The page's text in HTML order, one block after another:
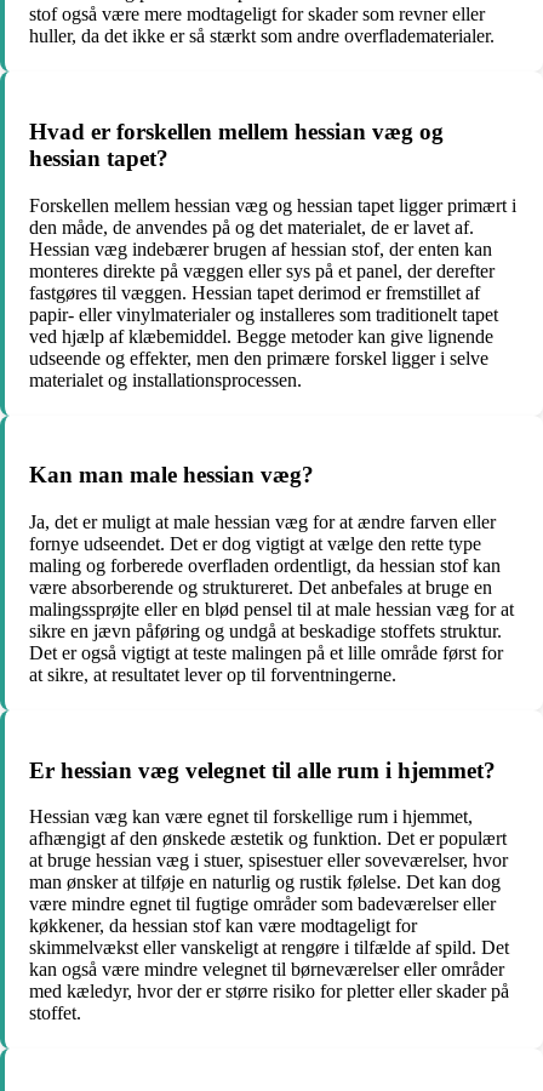
stof også være mere modtageligt for skader som revner eller
huller, da det ikke er så stærkt som andre overfladematerialer.
Hvad er forskellen mellem hessian væg og
hessian tapet?
Forskellen mellem hessian væg og hessian tapet ligger primært i
den måde, de anvendes på og det materialet, de er lavet af.
Hessian væg indebærer brugen af hessian stof, der enten kan
monteres direkte på væggen eller sys på et panel, der derefter
fastgøres til væggen. Hessian tapet derimod er fremstillet af
papir- eller vinylmaterialer og installeres som traditionelt tapet
ved hjælp af klæbemiddel. Begge metoder kan give lignende
udseende og effekter, men den primære forskel ligger i selve
materialet og installationsprocessen.
Kan man male hessian væg?
Ja, det er muligt at male hessian væg for at ændre farven eller
fornye udseendet. Det er dog vigtigt at vælge den rette type
maling og forberede overfladen ordentligt, da hessian stof kan
være absorberende og struktureret. Det anbefales at bruge en
malingssprøjte eller en blød pensel til at male hessian væg for at
sikre en jævn påføring og undgå at beskadige stoffets struktur.
Det er også vigtigt at teste malingen på et lille område først for
at sikre, at resultatet lever op til forventningerne.
Er hessian væg velegnet til alle rum i hjemmet?
Hessian væg kan være egnet til forskellige rum i hjemmet,
afhængigt af den ønskede æstetik og funktion. Det er populært
at bruge hessian væg i stuer, spisestuer eller soveværelser, hvor
man ønsker at tilføje en naturlig og rustik følelse. Det kan dog
være mindre egnet til fugtige områder som badeværelser eller
køkkener, da hessian stof kan være modtageligt for
skimmelvækst eller vanskeligt at rengøre i tilfælde af spild. Det
kan også være mindre velegnet til børneværelser eller områder
med kæledyr, hvor der er større risiko for pletter eller skader på
stoffet.